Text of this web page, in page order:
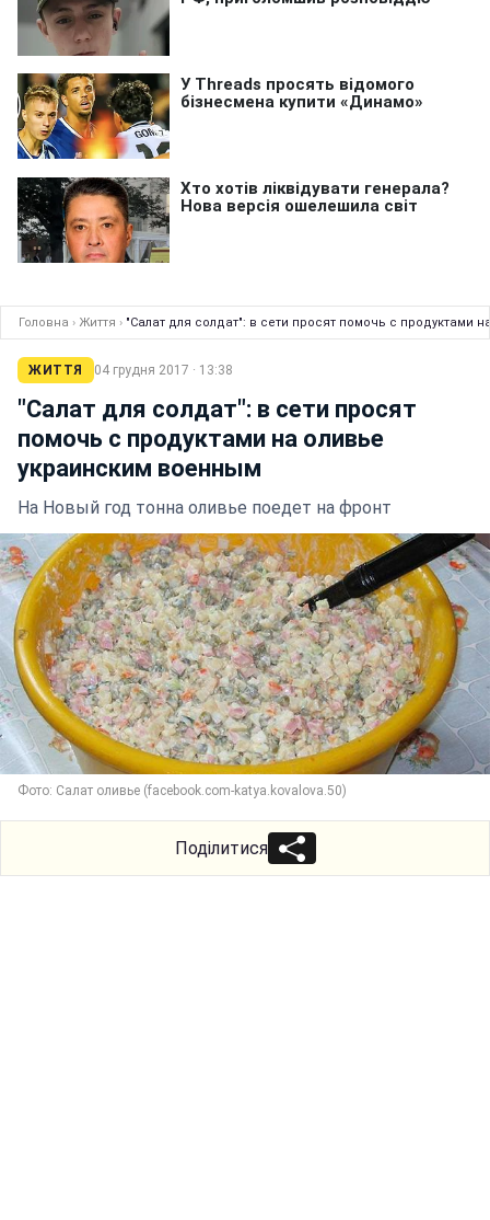
Головна › Життя › "Салат для солдат": в сети просят помочь с продуктами
ЖИТТЯ 04 грудня 2017 · 13:38
"Салат для солдат": в сети просят
помочь с продуктами на оливье
украинским военным
На Новый год тонна оливье поедет на фронт
Фото: Салат оливье (facebook.com-katya.kovalova.50)
Поділитися